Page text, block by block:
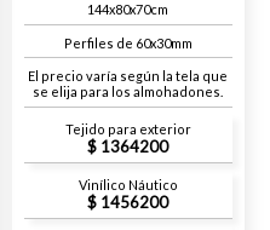
144x80x70cm
Perfiles de 60x30mm
El precio varía según la tela que
se elija para los almohadones.
Tejido para exterior
1364200
Vinílico Náutico
1456200